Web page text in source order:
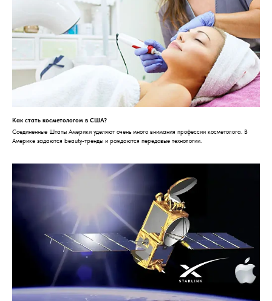
Как стать косметологом в США?
Соединенные Штаты Америки уделяют очень много внимания профессии косметолога. В
Америке задаются beauty-тренды и рождаются передовые технологии.